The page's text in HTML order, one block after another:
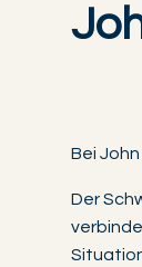
Bei John
Der